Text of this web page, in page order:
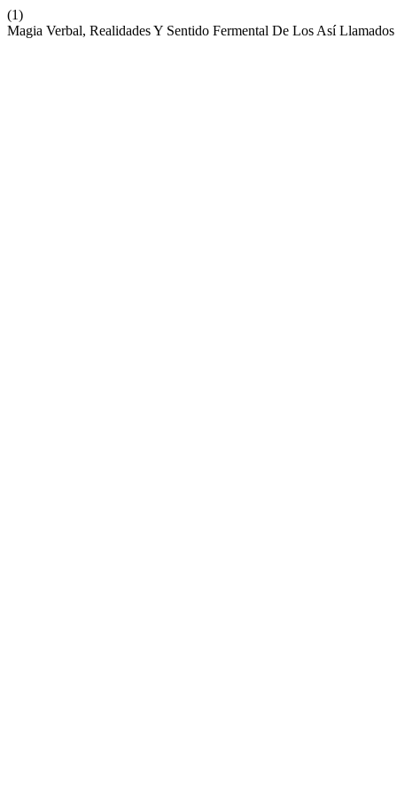
(1)
Magia Verbal, Realidades Y Sentido Fermental De Los Así